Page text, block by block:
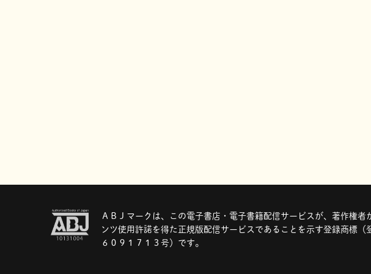
ＡＢＪマークは、この電子書店・電子書籍配信サービスが、著作権者
ンツ使用許諾を得た正規版配信サービスであることを示す登録商標（
６０９１７１３号）です。